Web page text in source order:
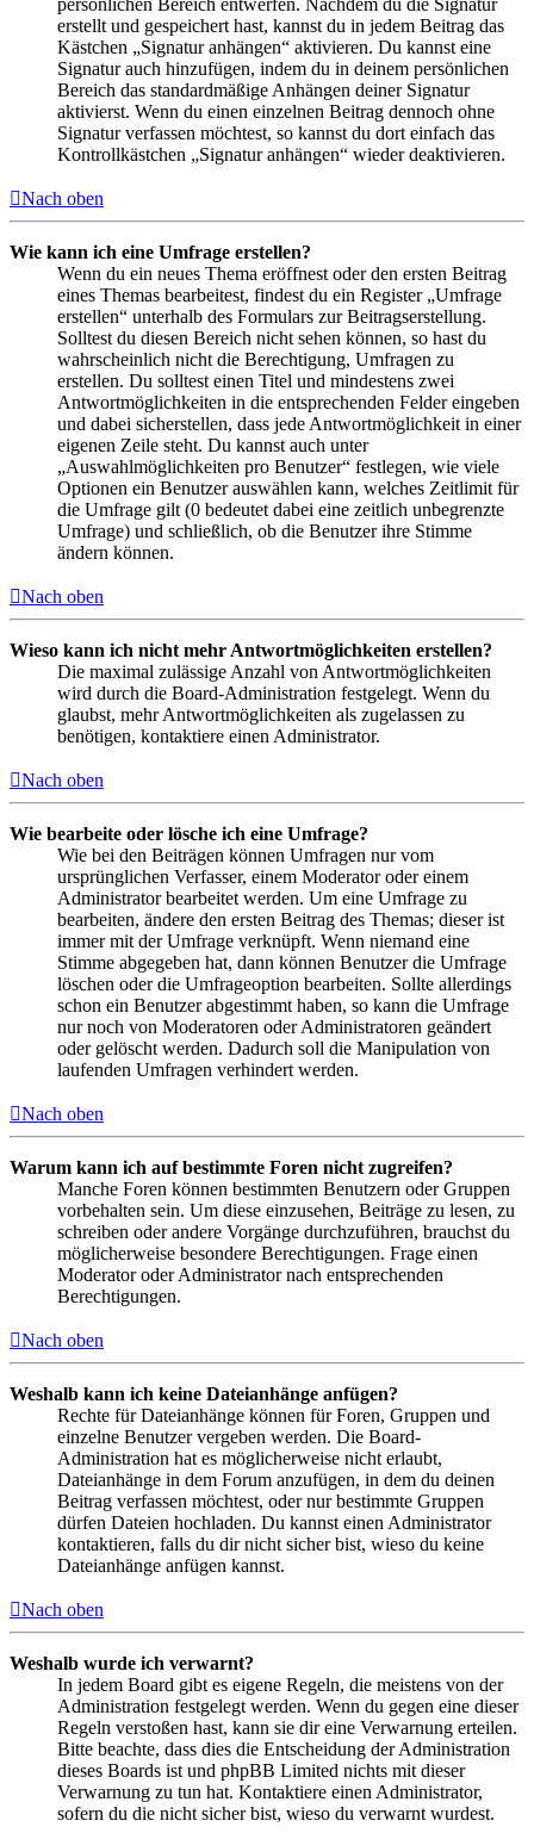
persönlichen Bereich entwerfen. Nachdem du die Signatur
erstellt und gespeichert hast, kannst du in jedem Beitrag das
Kästchen „Signatur anhängen“ aktivieren. Du kannst eine
Signatur auch hinzufügen, indem du in deinem persönlichen
Bereich das standardmäßige Anhängen deiner Signatur
aktivierst. Wenn du einen einzelnen Beitrag dennoch ohne
Signatur verfassen möchtest, so kannst du dort einfach das
Kontrollkästchen „Signatur anhängen“ wieder deaktivieren.
Nach oben
Wie kann ich eine Umfrage erstellen?
Wenn du ein neues Thema eröffnest oder den ersten Beitrag
eines Themas bearbeitest, findest du ein Register „Umfrage
erstellen“ unterhalb des Formulars zur Beitragserstellung.
Solltest du diesen Bereich nicht sehen können, so hast du
wahrscheinlich nicht die Berechtigung, Umfragen zu
erstellen. Du solltest einen Titel und mindestens zwei
Antwortmöglichkeiten in die entsprechenden Felder eingeben
und dabei sicherstellen, dass jede Antwortmöglichkeit in einer
eigenen Zeile steht. Du kannst auch unter
„Auswahlmöglichkeiten pro Benutzer“ festlegen, wie viele
Optionen ein Benutzer auswählen kann, welches Zeitlimit für
die Umfrage gilt (0 bedeutet dabei eine zeitlich unbegrenzte
Umfrage) und schließlich, ob die Benutzer ihre Stimme
ändern können.
Nach oben
Wieso kann ich nicht mehr Antwortmöglichkeiten erstellen?
Die maximal zulässige Anzahl von Antwortmöglichkeiten
wird durch die Board-Administration festgelegt. Wenn du
glaubst, mehr Antwortmöglichkeiten als zugelassen zu
benötigen, kontaktiere einen Administrator.
Nach oben
Wie bearbeite oder lösche ich eine Umfrage?
Wie bei den Beiträgen können Umfragen nur vom
ursprünglichen Verfasser, einem Moderator oder einem
Administrator bearbeitet werden. Um eine Umfrage zu
bearbeiten, ändere den ersten Beitrag des Themas; dieser ist
immer mit der Umfrage verknüpft. Wenn niemand eine
Stimme abgegeben hat, dann können Benutzer die Umfrage
löschen oder die Umfrageoption bearbeiten. Sollte allerdings
schon ein Benutzer abgestimmt haben, so kann die Umfrage
nur noch von Moderatoren oder Administratoren geändert
oder gelöscht werden. Dadurch soll die Manipulation von
laufenden Umfragen verhindert werden.
Nach oben
Warum kann ich auf bestimmte Foren nicht zugreifen?
Manche Foren können bestimmten Benutzern oder Gruppen
vorbehalten sein. Um diese einzusehen, Beiträge zu lesen, zu
schreiben oder andere Vorgänge durchzuführen, brauchst du
möglicherweise besondere Berechtigungen. Frage einen
Moderator oder Administrator nach entsprechenden
Berechtigungen.
Nach oben
Weshalb kann ich keine Dateianhänge anfügen?
Rechte für Dateianhänge können für Foren, Gruppen und
einzelne Benutzer vergeben werden. Die Board-
Administration hat es möglicherweise nicht erlaubt,
Dateianhänge in dem Forum anzufügen, in dem du deinen
Beitrag verfassen möchtest, oder nur bestimmte Gruppen
dürfen Dateien hochladen. Du kannst einen Administrator
kontaktieren, falls du dir nicht sicher bist, wieso du keine
Dateianhänge anfügen kannst.
Nach oben
Weshalb wurde ich verwarnt?
In jedem Board gibt es eigene Regeln, die meistens von der
Administration festgelegt werden. Wenn du gegen eine dieser
Regeln verstoßen hast, kann sie dir eine Verwarnung erteilen.
Bitte beachte, dass dies die Entscheidung der Administration
dieses Boards ist und phpBB Limited nichts mit dieser
Verwarnung zu tun hat. Kontaktiere einen Administrator,
sofern du die nicht sicher bist, wieso du verwarnt wurdest.